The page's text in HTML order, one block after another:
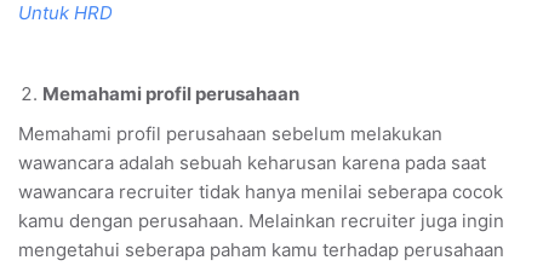
Untuk HRD
Memahami profil perusahaan
Memahami profil perusahaan sebelum melakukan
wawancara adalah sebuah keharusan karena pada saat
wawancara recruiter tidak hanya menilai seberapa cocok
kamu dengan perusahaan. Melainkan recruiter juga ingin
mengetahui seberapa paham kamu terhadap perusahaan